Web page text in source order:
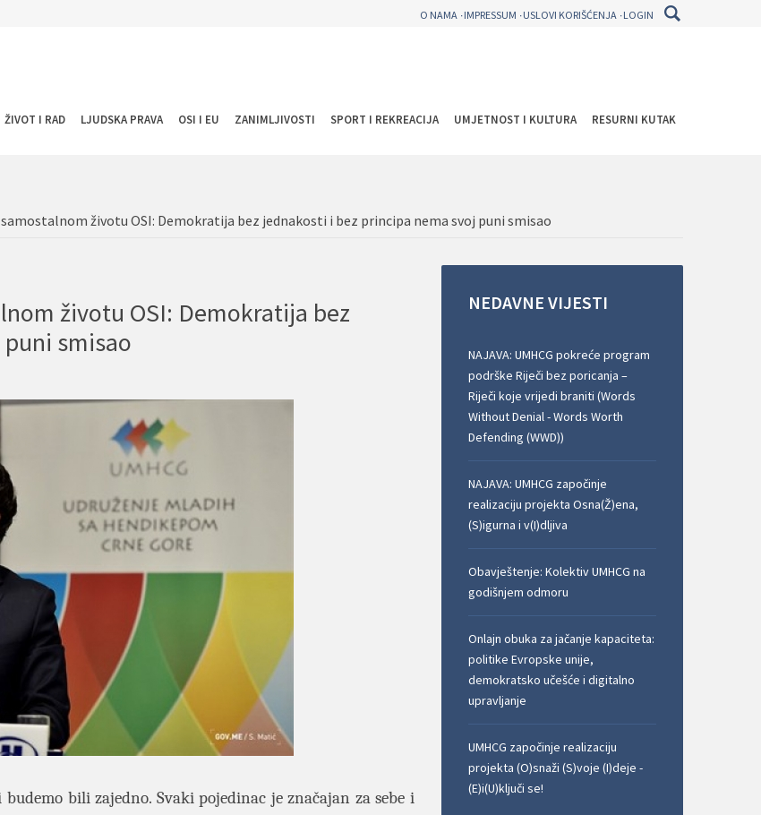
O NAMA IMPRESSUM USLOVI KORIŠĆENJA LOGIN
ŽIVOT I RAD LJUDSKA PRAVA OSI I EU ZANIMLJIVOSTI SPORT I REKREACIJA UMJETNOST I KULTURA RESURNI KUTAK
životu OSI: Demokratija bez jednakosti i bez principa nema svoj puni smisao
životu OSI: Demokratija bez
smisao
bili zajedno. Svaki pojedinac je značajan za sebe i
NEDAVNE VIJESTI
NAJAVA: UMHCG pokreće program
podrške Riječi bez poricanja –
Riječi koje vrijedi braniti (Words
Without Denial - Words Worth
Defending (WWD))
NAJAVA: UMHCG započinje
realizaciju projekta Osna(Ž)ena,
(S)igurna i v(I)dljiva
Obavještenje: Kolektiv UMHCG na
godišnjem odmoru
Onlajn obuka za jačanje kapaciteta:
politike Evropske unije,
demokratsko učešće i digitalno
upravljanje
UMHCG započinje realizaciju
projekta (O)snaži (S)voje (I)deje -
(E)i(U)ključi se!